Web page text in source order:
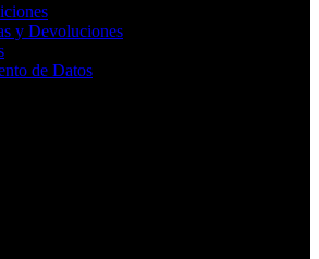
y Devoluciones
de Datos